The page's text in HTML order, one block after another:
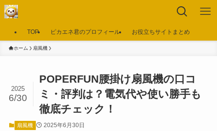
TOP ピカエネ君のプロフィール お役立ちサイトまとめ
ホーム 扇風機
POPERFUN腰掛け扇風機の口コ
ミ・評判は？電気代や使い勝手も
徹底チェック！
2025
6/30
扇風機 2025年6月30日